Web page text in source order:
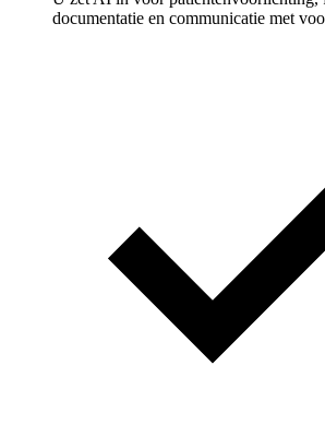
documentatie en communicatie met